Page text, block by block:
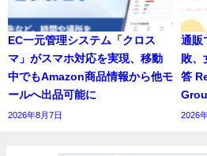
EC一元管理システム「クロス
マ」がスマホ対応を実現、移動
中でもAmazon商品情報から他モ
ールへ出品可能に
2026年8月7日
通販
敗、
答
2026